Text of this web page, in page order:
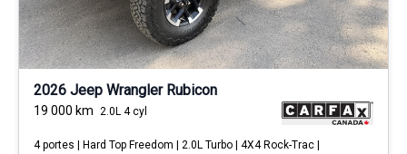
2026 Jeep Wrangler Rubicon
19 000 km 2.0L 4 cyl
4 portes | Hard Top Freedom | 2.0L Turbo | 4X4 Rock-Trac |